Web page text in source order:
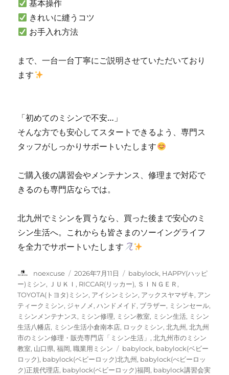
修
専
ン
生
活」
☆
基本操作
きれいに縫うコツ
お手入れ方法
まで、一台一台丁寧にご説明させていただいており
ます
「初めてのミシンで不安…」
そんな方でも安心してスタートできるよう、専門ス
タッフがしっかりサポートいたします
ご購入後の講習会やメンテナンス、修理まで対応で
きるのも専門店ならでは。
北九州でミシンを買うなら、買った後まで安心のミ
シン生活へ。これからも皆さまのソーイングライフ
を全力でサポートいたします
投
稿
者
noexcuse
投
稿
日:
2026年7月11日
カ
テ
ゴ
リ
ー
babylock, HAPPY(ハッピ
ー)ミシン, ＪＵＫＩ, RICCAR(リッカー), ＳＩＮＧＥＲ,
TOYOTA(トヨタ)ミシン, アイシンミシン, アックスヤマザキ, アン
ティークミシン, ジャノメ,ハンドメイド, ブラザー, ミシンセール,
ミシンメンテナンス, ミシン修理, ミシン教室, ミシン生活, ミシン
生活八幡店, ミシン生活小倉南本店, ロックミシン,北九州,北九州
市のミシン修理・販売専門店「ミシン生活」,北九州市のミシン
教室, 山口県,福岡,職業用ミシン
タ
グ
babylock, babylock(ベビー
ロック), babylock(ベビーロック)北九州, babylock(べビーロッ
ク)正規代理店, babylock(ベビーロック)福岡, babylock講習会実